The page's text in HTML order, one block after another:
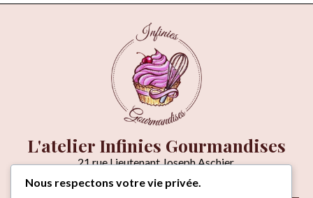
L'atelier Infinies Gourmandises
21 rue Lieutenant Joseph Aschier,
06270 VILLENEUVE-LOUBET
Venir à l'atelier
Nous respectons votre vie privée.